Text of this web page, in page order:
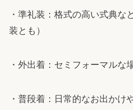
・準礼装：格式の高い式典な
装とも）
・外出着：セミフォーマルな
・普段着：日常的なお出かけ